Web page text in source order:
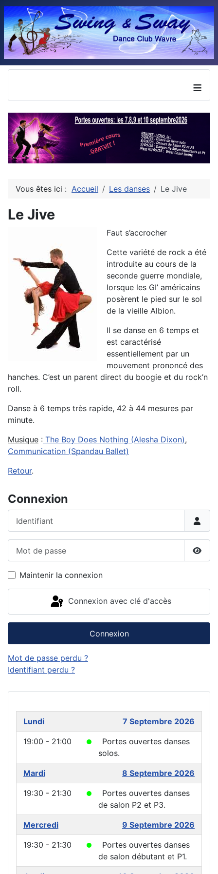
≡
Vous êtes ici : Accueil Les danses Le Jive
Le Jive
Faut s’accrocher
Cette variété de rock a été
introduite au cours de la
seconde guerre mondiale,
lorsque les GI’ américains
posèrent le pied sur le sol
de la vieille Albion.
Il se danse en 6 temps et
est caractérisé
essentiellement par un
mouvement prononcé des
hanches. C’est un parent direct du boogie et du rock’n
roll.
Danse à 6 temps très rapide, 42 à 44 mesures par
minute.
Musique : The Boy Does Nothing (Alesha Dixon),
Communication (Spandau Ballet)
Retour.
Connexion
Maintenir la connexion
Connexion avec clé d'accès
Connexion
Mot de passe perdu ?
Identifiant perdu ?
Lundi 7 Septembre 2026
19:00 - 21:00
Portes ouvertes danses
solos.
Mardi 8 Septembre 2026
19:30 - 21:30
Portes ouvertes danses
de salon P2 et P3.
Mercredi 9 Septembre 2026
19:30 - 21:30
Portes ouvertes danses
de salon débutant et P1.